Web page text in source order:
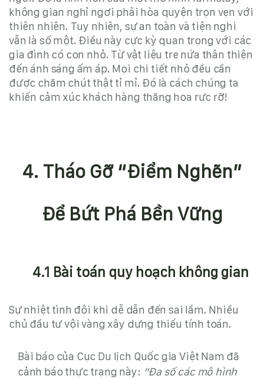
không gian nghỉ ngơi phải hòa quyện trọn vẹn với
thiên nhiên. Tuy nhiên, sự an toàn và tiện nghi
vẫn là số một. Điều này cực kỳ quan trọng với các
gia đình có con nhỏ. Từ vật liệu tre nứa thân thiện
đến ánh sáng ấm áp. Mọi chi tiết nhỏ đều cần
được chăm chút thật tỉ mỉ. Đó là cách chúng ta
khiến cảm xúc khách hàng thăng hoa rực rỡ!
4. Tháo Gỡ “Điểm Nghẽn”
Để Bứt Phá Bền Vững
4.1 Bài toán quy hoạch không gian
Sự nhiệt tình đôi khi dễ dẫn đến sai lầm. Nhiều
chủ đầu tư vội vàng xây dựng thiếu tính toán.
Bài báo của Cục Du lịch Quốc gia Việt Nam đã
cảnh báo thực trạng này: “Đa số các mô hình